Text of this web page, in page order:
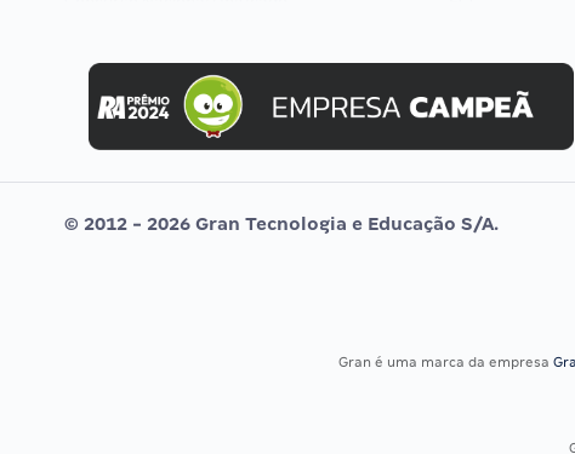
Concurso MPU
Editais publicados
Selecon
Uniase
Vunesp
© 2012 - 2026 Gran Tecnologia e Educação S/A.
Gran é uma marca da empresa